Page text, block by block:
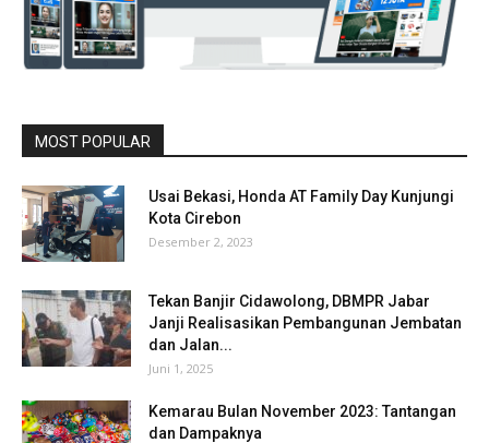
MOST POPULAR
Usai Bekasi, Honda AT Family Day Kunjungi
Kota Cirebon
Desember 2, 2023
Tekan Banjir Cidawolong, DBMPR Jabar
Janji Realisasikan Pembangunan Jembatan
dan Jalan...
Juni 1, 2025
Kemarau Bulan November 2023: Tantangan
dan Dampaknya